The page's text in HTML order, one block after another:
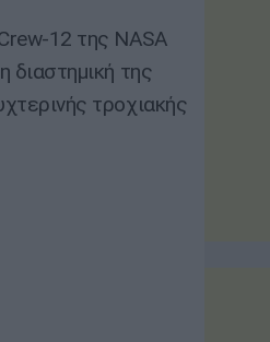
12 της NASA
διαστημική της
τροχιακής